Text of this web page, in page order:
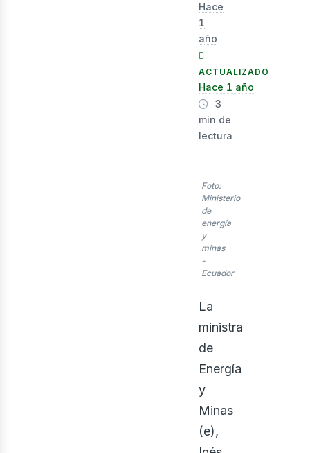
Hace
1
año
ACTUALIZADO
Hace 1 año
3
min de
lectura
Foto:
Ministerio
de
energía
y
minas
-
Ecuador
La
ministra
de
Energía
y
Minas
(e),